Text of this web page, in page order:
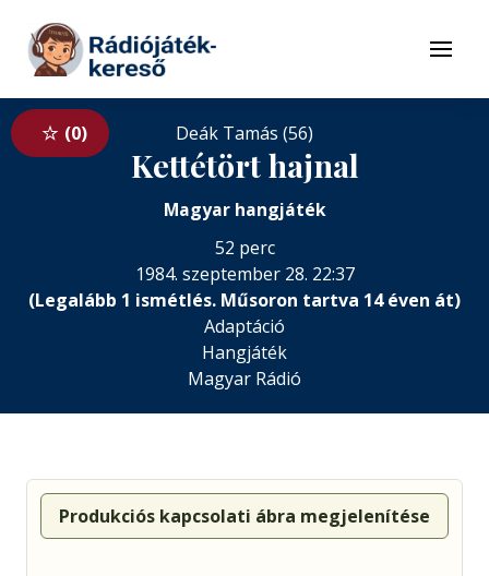
Tovább a tartalomhoz
Menü
0 Deák Tamás (56)
Kettétört hajnal
Magyar hangjáték
52 perc
1984. szeptember 28. 22:37
(Legalább 1 ismétlés. Műsoron tartva 14 éven át)
Adaptáció
Hangjáték
Magyar Rádió
Produkciós kapcsolati ábra megjelenítése